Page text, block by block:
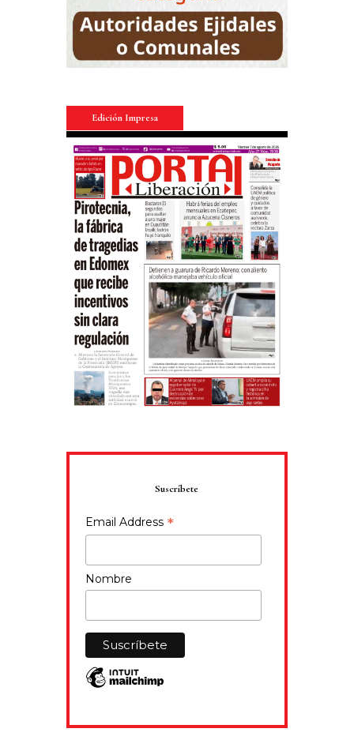
Edición Impresa
Suscríbete
Email Address *
Nombre